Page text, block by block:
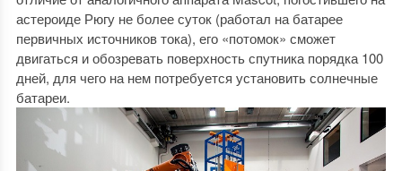
астероиде Рюгу не более суток (работал на батарее
первичных источников тока), его «потомок» сможет
двигаться и обозревать поверхность спутника порядка 100
дней, для чего на нем потребуется установить солнечные
батареи.